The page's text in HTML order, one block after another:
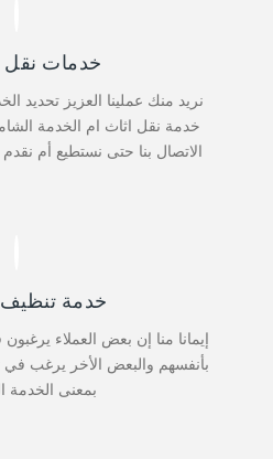
خدمات نقل
نريد منك عملينا العزيز تحديد
خدمة نقل اثاث ام الخدمة
الاتصال بنا حتى نستطيع أم
خدمة تنظيف
إيمانا منا إن بعض العملاء
بأنفسهم والبعض الأخر يرغب
بمعنى الخدمة